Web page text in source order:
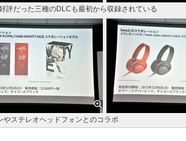
評だった三種のDLCも最初から収録されている
やステレオヘッドフォンとのコラボ